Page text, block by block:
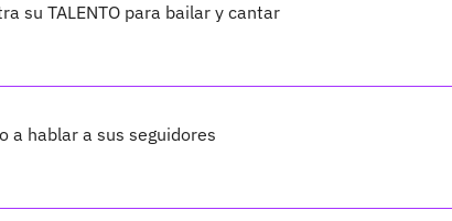
su TALENTO para bailar y cantar
a hablar a sus seguidores